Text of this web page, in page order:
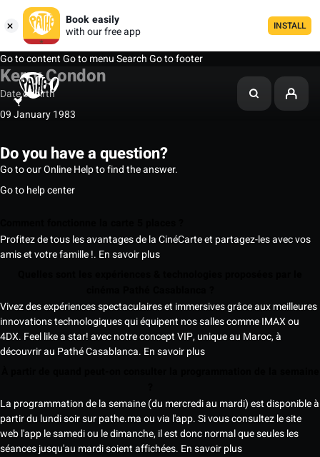
Book easily
with our free app
INSTALL
Go to contentGo to menuSearchGo to footer
Kerry Condon
Date of birth
09 January 1983
Do you have a question?
Go to our Online Help to find the answer.
Go to help center
Profitez de tous les avantages de la CinéCarte et partagez-les avec vos
amis et votre famille !. En savoir plus
Vivez des expériences spectaculaires et immersives grâce aux meilleures
innovations technologiques qui équipent nos salles comme IMAX ou
4DX. Feel like a star! avec notre concept VIP, unique au Maroc, à
découvrir au Pathé Casablanca. En savoir plus
La programmation de la semaine (du mercredi au mardi) est disponible à
partir du lundi soir sur pathe.ma ou via l'app. Si vous consultez le site
web l'app le samedi ou le dimanche, il est donc normal que seules les
séances jusqu'au mardi soient affichées. En savoir plus